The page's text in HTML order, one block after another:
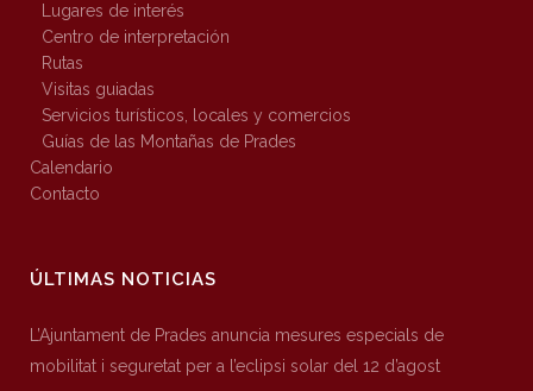
Lugares de interés
Centro de interpretación
Rutas
Visitas guiadas
Servicios turísticos, locales y comercios
Guías de las Montañas de Prades
Calendario
Contacto
ÚLTIMAS NOTICIAS
L’Ajuntament de Prades anuncia mesures especials de
mobilitat i seguretat per a l’eclipsi solar del 12 d’agost